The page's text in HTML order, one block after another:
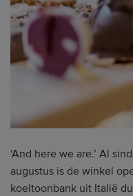
‘And here we are.’ Al
augustus is de winkel
koeltoonbank uit Italië